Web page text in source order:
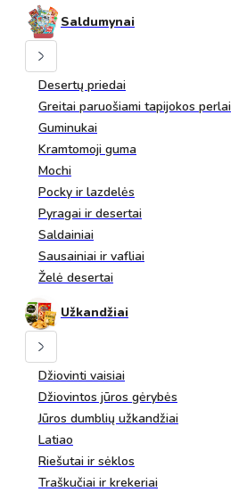
Saldumynai
Desertų priedai
Greitai paruošiami tapijokos perlai
Guminukai
Kramtomoji guma
Mochi
Pocky ir lazdelės
Pyragai ir desertai
Saldainiai
Sausainiai ir vafliai
Želė desertai
Užkandžiai
Džiovinti vaisiai
Džiovintos jūros gėrybės
Jūros dumblių užkandžiai
Latiao
Riešutai ir sėklos
Traškučiai ir krekeriai